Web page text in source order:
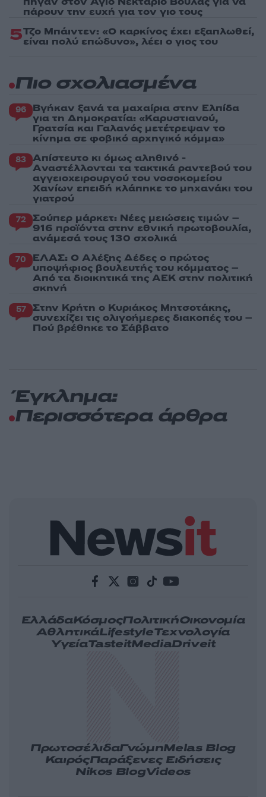
πάρουν την ευχή για τον γιο τους
5Τζο Μπάιντεν: «Ο καρκίνος έχει εξαπλωθεί,
είναι πολύ επώδυνο», λέει ο γιος του
Πιο σχολιασμένα
96 Βγήκαν ξανά τα μαχαίρια στην Ελπίδα
για τη Δημοκρατία: «Καρυστιανού,
Γρατσία και Γαλανός μετέτρεψαν το
κίνημα σε φοβικό αρχηγικό κόμμα»
83 Απίστευτο κι όμως αληθινό -
Aναστέλλονται τα τακτικά ραντεβού του
αγγειοχειρουργού του νοσοκομείου
Χανίων επειδή κλάπηκε το μηχανάκι του
γιατρού
72 Σούπερ μάρκετ: Νέες μειώσεις τιμών –
916 προϊόντα στην εθνική πρωτοβουλία,
ανάμεσά τους 130 σχολικά
70 ΕΛΑΣ: Ο Αλέξης Δέδες ο πρώτος
υποψήφιος βουλευτής του κόμματος –
Από τα διοικητικά της ΑΕΚ στην πολιτική
σκηνή
57 Στην Κρήτη ο Κυριάκος Μητσοτάκης,
συνεχίζει τις ολιγοήμερες διακοπές του –
Πού βρέθηκε το Σάββατο
Έγκλημα:
Περισσότερα άρθρα
ΕλλάδαΚόσμοςΠολιτικήΟικονομία
ΑθλητικάLifestyleΤεχνολογία
ΥγείαTasteitMediaDriveit
ΠρωτοσέλιδαΓνώμηMelas Blog
ΚαιρόςΠαράξενες Ειδήσεις
Nikos BlogVideos